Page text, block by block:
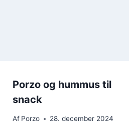
Porzo og hummus til
snack
Af Porzo 28. december 2024